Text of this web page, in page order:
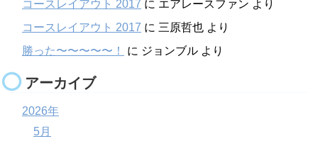
コースレイアウト 2017 に エアレースファン より
コースレイアウト 2017 に 三原哲也 より
勝った〜〜〜〜〜！
に ジョンブル より
アーカイブ
2026年
5月